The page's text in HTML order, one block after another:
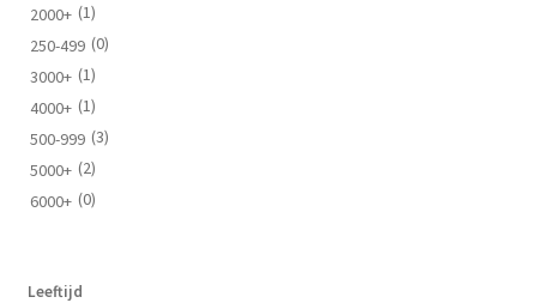
2000+ (1)
250-499 (0)
3000+ (1)
4000+ (1)
500-999 (3)
5000+ (2)
6000+ (0)
Leeftijd